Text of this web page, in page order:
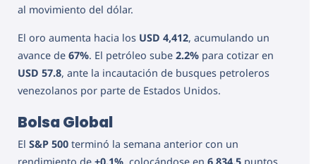
al movimiento del dólar.
El oro aumenta hacia los USD 4,412, acumulando un
avance de 67%. El petróleo sube 2.2% para cotizar en
USD 57.8, ante la incautación de busques petroleros
venezolanos por parte de Estados Unidos.
Bolsa Global
El S&P 500 terminó la semana anterior con un